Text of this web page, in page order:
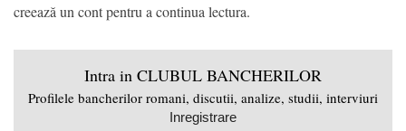
creează un cont pentru a continua lectura.
Intra in CLUBUL BANCHERILOR
Profilele bancherilor romani, discutii, analize, studii, interviuri
Inregistrare